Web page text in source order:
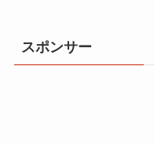
スポンサー